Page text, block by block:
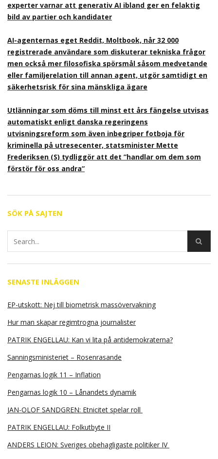
experter varnar att generativ AI ibland ger en felaktig
bild av partier och kandidater
AI-agenternas eget Reddit, Moltbook, når 32 000
registrerade användare som diskuterar tekniska frågor
men också mer filosofiska spörsmål såsom medvetande
eller familjerelation till annan agent, utgör samtidigt en
säkerhetsrisk för sina mänskliga ägare
Utlänningar som döms till minst ett års fängelse utvisas
automatiskt enligt danska regeringens
utvisningsreform som även inbegriper fotboja för
kriminella på utresecenter, statsminister Mette
Frederiksen (S) tydliggör att det ”handlar om dem som
förstör för oss andra”
SÖK PÅ SAJTEN
SENASTE INLÄGGEN
EP-utskott: Nej till biometrisk massövervakning
Hur man skapar regimtrogna journalister
PATRIK ENGELLAU: Kan vi lita på antidemokraterna?
Sanningsministeriet – Rosenrasande
Pengarnas logik 11 – Inflation
Pengarnas logik 10 – Lånandets dynamik
JAN-OLOF SANDGREN: Etnicitet spelar roll
PATRIK ENGELLAU: Folkutbyte II
ANDERS LEION: Sveriges obehagligaste politiker IV